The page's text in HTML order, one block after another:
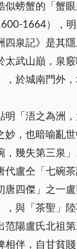
螃蟹的「蟹
1664），
四泉記》是其
武山巔，泉
，於城南門外
「浯之為洲
妙，也暗喻亂
幾失第三泉」
盧仝「七碗
唐四傑」之一
與「茶聖」陸
陽盧氏北祖第
相伴，自甘貧